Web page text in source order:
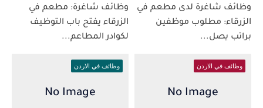
وظائف شاغرة لدى مطعم في
الزرقاء: مطلوب موظفين
براتب يصل...
وظائف شاغرة: مطعم في
الزرقاء يفتح باب التوظيف
لكوادر المطاعم...
وظائف في الاردن وظائف في الاردن